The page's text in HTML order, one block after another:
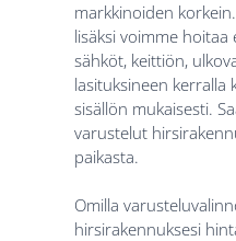
markkinoiden
lisäksi voimme
sähköt, keittiön,
lasituksineen kerralla
sisällön mukaisesti.
varustelut
paikasta.
Omilla
hirsirakennuksesi